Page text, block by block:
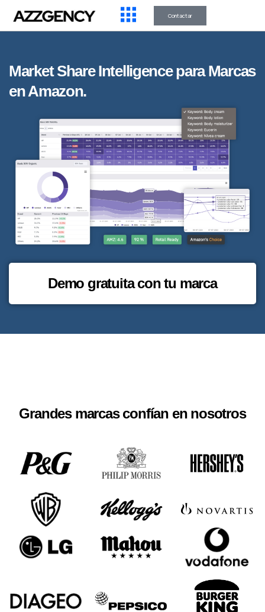
Contactar
Market Share Intelligence para Marcas
en Amazon.
Demo gratuita con tu marca
Grandes marcas confían en nosotros